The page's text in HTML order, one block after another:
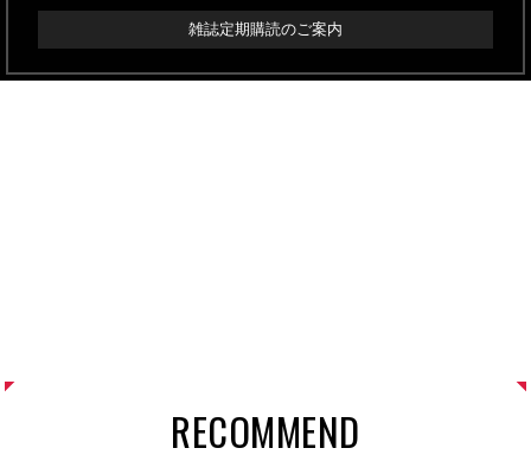
雑誌定期購読のご案内
RECOMMEND